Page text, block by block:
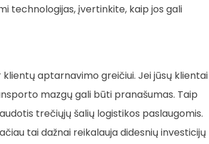
technologijas, įvertinkite, kaip jos gali
aptarnavimo greičiui. Jei jūsų klientai
mazgų gali būti pranašumas. Taip
trečiųjų šalių logistikos paslaugomis.
tai dažnai reikalauja didesnių investicijų